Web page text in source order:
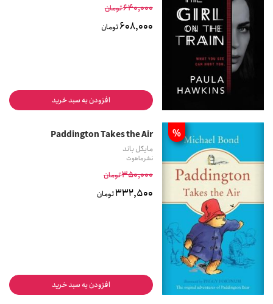
640,000تومان
608,000تومان
افزودن به سبد خرید
%
Paddington Takes the Air
مایکل باند
نشر ماهوت
350,000تومان
332,500تومان
افزودن به سبد خرید